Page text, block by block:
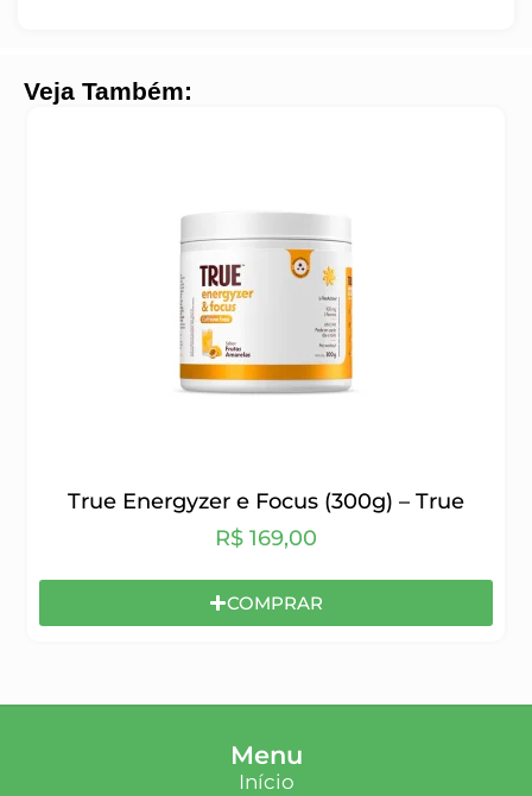
Veja Também:
True Energyzer e Focus (300g) – True
R$ 169,00
COMPRAR
Menu
Início